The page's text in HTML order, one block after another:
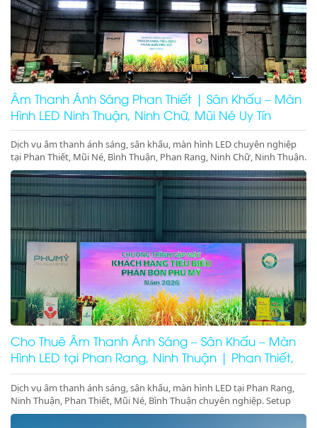
Âm Thanh Ánh Sáng Phan Thiết | Sân Khấu – Màn
Hình LED Ninh Thuận, Ninh Chữ, Mũi Né Uy Tín
Dịch vụ âm thanh ánh sáng, sân khấu, màn hình LED chuyên nghiệp
tại Phan Thiết, Mũi Né, Bình Thuận, Phan Rang, Ninh Chữ, Ninh Thuận.
Setup trọn gói sự kiện, gala dinner, hội nghị. Gọi ngay!
Cho Thuê Âm Thanh Ánh Sáng – Sân Khấu – Màn
Hình LED tại Phan Rang, Ninh Thuận | Phan Thiết,
Mũi Né, Bình Thuận
Dịch vụ âm thanh ánh sáng, sân khấu, màn hình LED tại Phan Rang,
Ninh Thuận, Phan Thiết, Mũi Né, Bình Thuận chuyên nghiệp. Setup
trọn gói sự kiện, gala dinner, pool party, giá tốt – thi công nhanh –